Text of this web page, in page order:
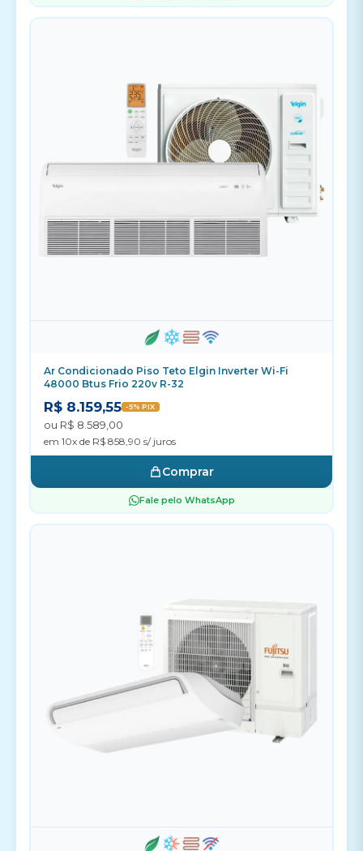
Ar Condicionado Piso Teto Elgin Inverter Wi-Fi
48000 Btus Frio 220v R-32
R$ 8.159,55 -5% PIX
ou R$ 8.589,00
em 10x de R$ 858,90 s/ juros
Comprar
Fale pelo WhatsApp